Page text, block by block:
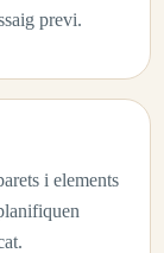
previ.
i elements